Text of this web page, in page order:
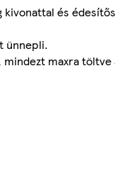
és
ünnepli.
maxra töltve